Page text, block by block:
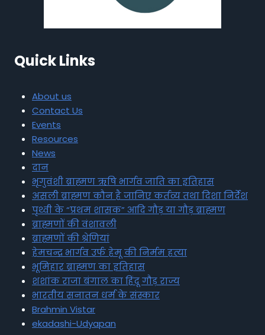
Quick Links
About us
Contact Us
Events
Resources
News
दान
भृगुवंशी ब्राह्मण ऋषि भार्गव जाति का इतिहास
असली ब्राह्मण कौन है जानिए कर्तव्य तथा दिशा निर्देश
पृथ्वी के “प्रथम शासक” आदि गौड़ या गौड़ ब्राह्मण
ब्राह्मणों की वंशावली
ब्राह्मणों की श्रेणियां
हेमचन्द्र भार्गव उर्फ हेमू की निर्मम हत्या
भूमिहार ब्राह्मण का इतिहास
शशांक राजा बंगाल का हिंदू गौड़ राज्य
भारतीय सनातन धर्म के संस्कार
Brahmin Vistar
ekadashi-Udyapan